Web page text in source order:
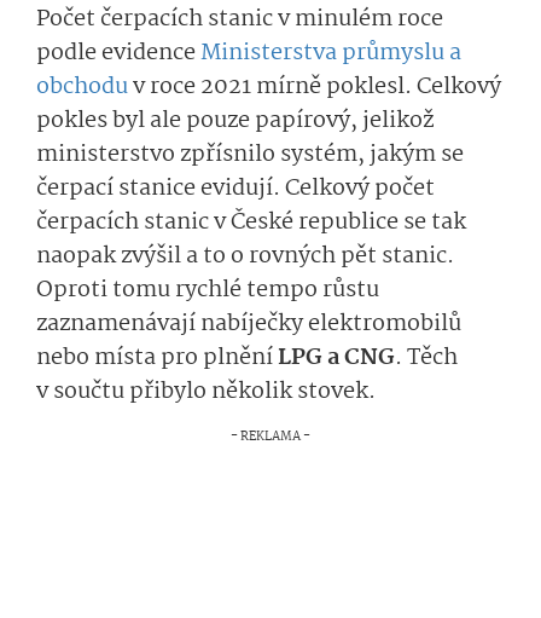
Počet čerpacích stanic v minulém roce
podle evidenceMinisterstva průmyslu a
obchoduv roce 2021 mírně poklesl. Celkový
pokles byl ale pouze papírový, jelikož
ministerstvo zpřísnilo systém, jakým se
čerpací stanice evidují. Celkový počet
čerpacích stanic v České republice se tak
naopak zvýšil a to o rovných pět stanic.
Oproti tomu rychlé tempo růstu
zaznamenávají nabíječky elektromobilů
nebo místa pro plněníLPG a CNG. Těch
v součtu přibylo několik stovek.